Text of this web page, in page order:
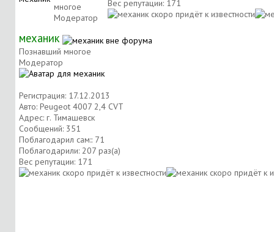
многое
Модератор
Вес репутации: 171
механик
Познавший многое
Модератор
Регистрация: 17.12.2013
Авто: Peugeot 4007 2,4 CVT
Адрес: г. Тимашевск
Сообщений: 351
Поблагодарил сам:: 71
Поблагодарили: 207 раз(а)
Вес репутации: 171